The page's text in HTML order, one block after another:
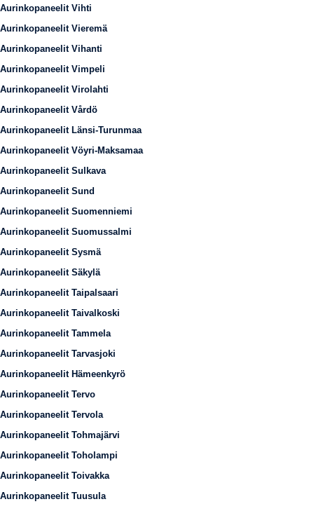
Aurinkopaneelit Vihti
Aurinkopaneelit Vieremä
Aurinkopaneelit Vihanti
Aurinkopaneelit Vimpeli
Aurinkopaneelit Virolahti
Aurinkopaneelit Vårdö
Aurinkopaneelit Länsi-Turunmaa
Aurinkopaneelit Vöyri-Maksamaa
Aurinkopaneelit Sulkava
Aurinkopaneelit Sund
Aurinkopaneelit Suomenniemi
Aurinkopaneelit Suomussalmi
Aurinkopaneelit Sysmä
Aurinkopaneelit Säkylä
Aurinkopaneelit Taipalsaari
Aurinkopaneelit Taivalkoski
Aurinkopaneelit Tammela
Aurinkopaneelit Tarvasjoki
Aurinkopaneelit Hämeenkyrö
Aurinkopaneelit Tervo
Aurinkopaneelit Tervola
Aurinkopaneelit Tohmajärvi
Aurinkopaneelit Toholampi
Aurinkopaneelit Toivakka
Aurinkopaneelit Tuusula